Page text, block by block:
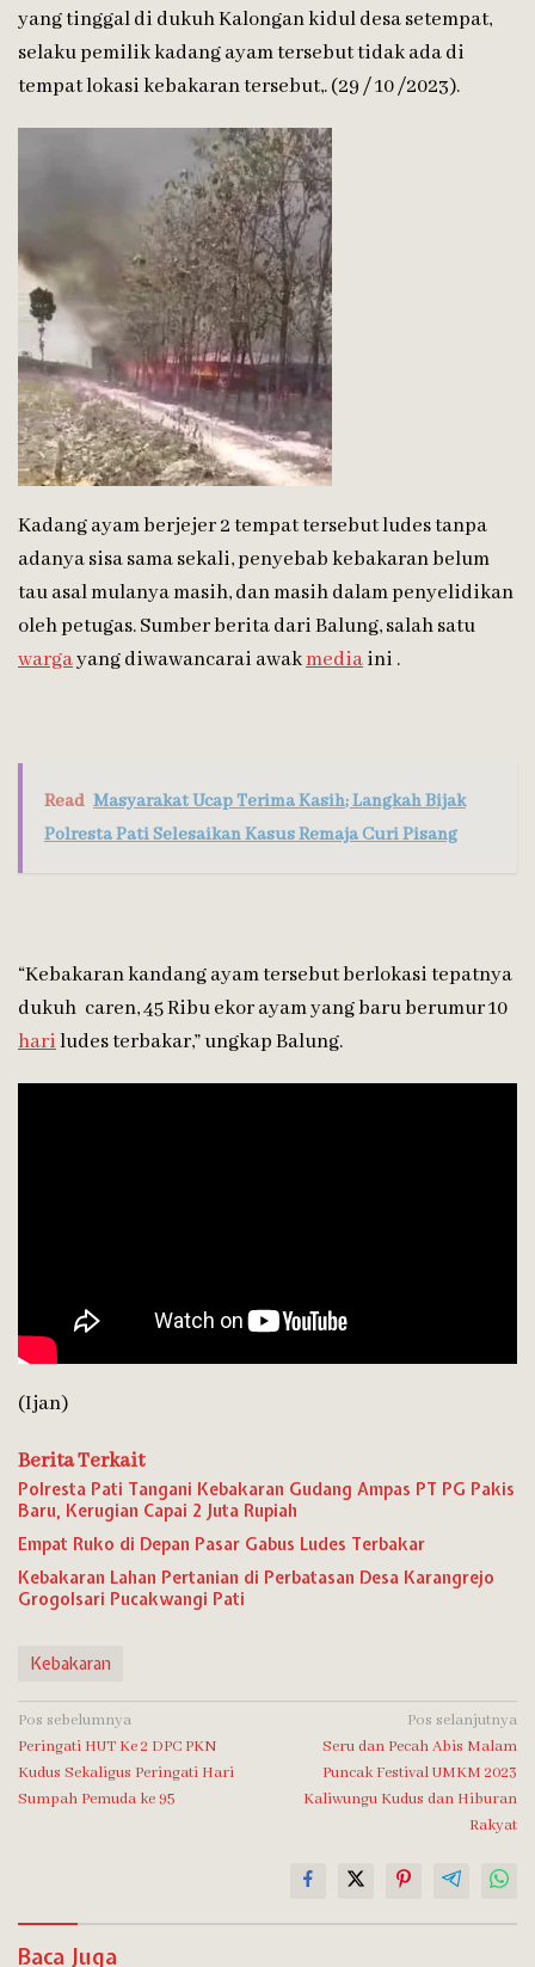
yang tinggal di dukuh Kalongan kidul desa setempat,
selaku pemilik kadang ayam tersebut tidak ada di
tempat lokasi kebakaran tersebut,. (29 / 10 /2023).
Kadang ayam berjejer 2 tempat tersebut ludes tanpa
adanya sisa sama sekali, penyebab kebakaran belum
tau asal mulanya masih, dan masih dalam penyelidikan
oleh petugas. Sumber berita dari Balung, salah satu
wargayang diwawancarai awakmediaini .
Read Masyarakat Ucap Terima Kasih; Langkah Bijak
Polresta Pati Selesaikan Kasus Remaja Curi Pisang
“Kebakaran kandang ayam tersebut berlokasi tepatnya
dukuh caren, 45 Ribu ekor ayam yang baru berumur 10
hariludes terbakar,” ungkap Balung.
(Ijan)
Berita Terkait
Polresta Pati Tangani Kebakaran Gudang Ampas PT PG Pakis
Baru, Kerugian Capai 2 Juta Rupiah
Empat Ruko di Depan Pasar Gabus Ludes Terbakar
Kebakaran Lahan Pertanian di Perbatasan Desa Karangrejo
Grogolsari Pucakwangi Pati
Kebakaran
Navigasi
pos
Pos sebelumnya
Peringati HUT Ke 2 DPC PKN
Kudus Sekaligus Peringati Hari
Sumpah Pemuda ke 95
Pos selanjutnya
Seru dan Pecah Abis Malam
Puncak Festival UMKM 2023
Kaliwungu Kudus dan Hiburan
Rakyat
Baca Juga